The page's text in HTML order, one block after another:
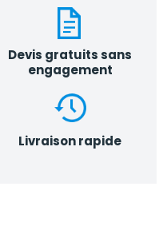
Devis gratuits sans
engagement
Livraison rapide